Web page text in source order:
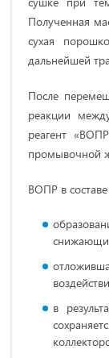
Полученная
сухая
дальнейшей
После
реакции
реагент
промывочной
ВОПР в
в